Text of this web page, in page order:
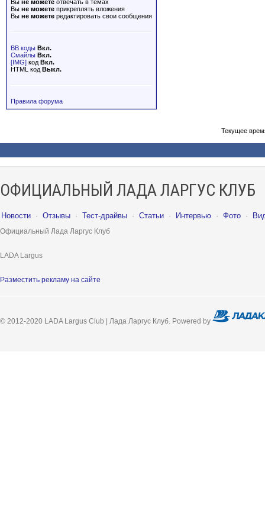
Вы не можете отвечать в темах
Вы не можете прикреплять вложения
Вы не можете редактировать свои сообщения
BB коды Вкл.
Смайлы Вкл.
[IMG] код Вкл.
HTML код Выкл.
Правила форума
Текущее
ОФИЦИАЛЬНЫЙ ЛАДА ЛАРГУС КЛУБ
Новости · Отзывы · Тест-драйвы · Статьи · Интервью · Фото ·
Официальный Лада Ларгус Клуб
LADA Largus
Разместить рекламу на сайте
© 2012-2020 LADA Largus Club | Лада Ларгус Клуб. Powered by